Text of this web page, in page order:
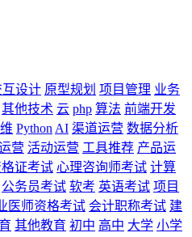
互设计 原型规划 项目管理 业务
其他技术 云 php 算法 前端开发
Python AI 渠道运营 数据分析
营 活动运营 工具推荐 产品运
证考试 心理咨询师考试 计算
公务员考试 软考 英语考试 项目
医师资格考试 会计职称考试 建
其他教育 初中 高中 大学 小学